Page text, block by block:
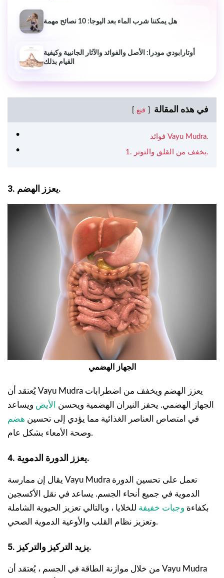
هل يمكننا شرب الماء بعد اليوجا: 10 نصائح مهمة
أوتارابودي مودرا: الأصل والفوائد والآثار الجانبية وكيفية
القيام بذلك
في هذه المقالة قنع
فوائد Vayu Mudra.
1. يخفف من القلق والتوتر.
3. يعزز الهضم.
الجهاز الهضمي
يُعتقد أن Vayu Mudra يعزز الهضم ويخفف من اضطرابات
الجهاز الهضمي. يحفز النيران الهضمية ويحسن
الأيض ويساعد
في امتصاص العناصر الغذائية مما يؤدي إلى تحسين هضم
وصحة الأمعاء بشكل عام.
4. يعزز الدورة الدموية.
يقال إن ممارسة Vayu Mudra تعمل على تحسين الدورة
الدموية في جميع أنحاء الجسم. يساعد في نقل الأكسجين
بكفاءة وجبات خفيفة للخلايا ، وبالتالي تعزيز الحيوية الشاملة
وتعزيز نظام القلب والأوعية الدموية الصحي.
5. يزيد التركيز والتركيز.
من خلال موازنة الطاقة في الجسم ، يُعتقد أن Vayu Mudra